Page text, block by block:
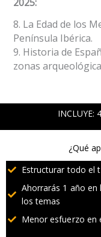
8. La Edad de los
Península Ibérica.
9. Historia de
zonas
INCLUYE:
¿Qué
Estructurar todo el
Ahorrarás 1 año
los temas
Menor esfuerzo en